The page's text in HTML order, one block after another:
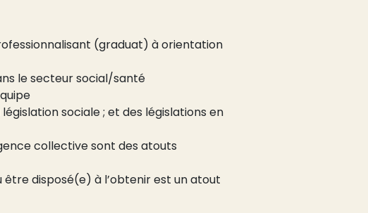
(graduat) à orientation
le secteur social/santé
sociale ; et des législations en
collective sont des atouts
être disposé(e) à l’obtenir est un atout